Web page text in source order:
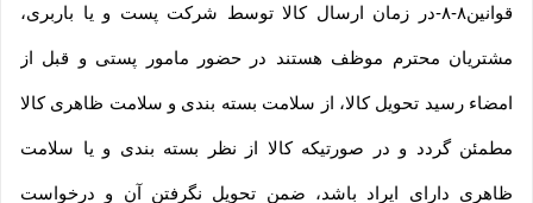
قوانین۸-۸-در زمان ارسال کالا توسط شرکت پست و یا باربری،
مشتریان محترم موظف هستند در حضور مامور پستی و قبل از
امضاء رسید تحویل کالا، از سلامت بسته بندی و سلامت ظاهری کالا
مطمئن گردد و در صورتیکه کالا از نظر بسته بندی و یا سلامت
ظاهری دارای ایراد باشد، ضمن تحویل نگرفتن آن و درخواست